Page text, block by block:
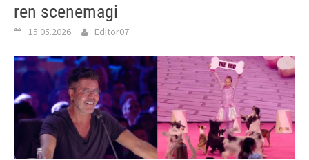
ren scenemagi
15.05.2026 Editor07